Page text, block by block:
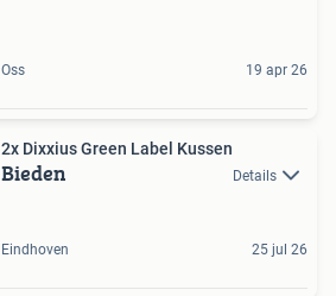
Oss 19 apr 26
2x Dixxius Green Label Kussen
Bieden Details
Eindhoven 25 jul 26